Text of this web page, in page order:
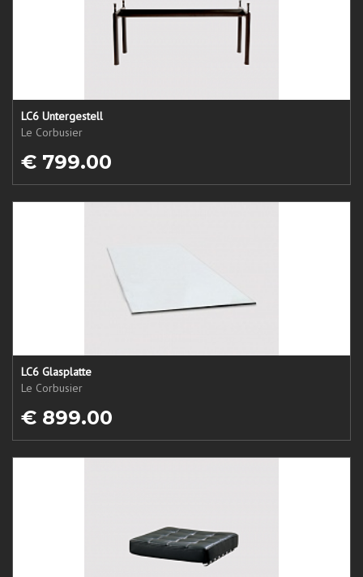
LC6 Untergestell
Le Corbusier
€ 799.00
LC6 Glasplatte
Le Corbusier
€ 899.00